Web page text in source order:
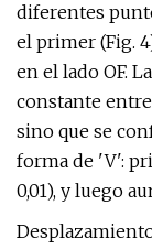
diferentes
el primer (Fig.
en el lado OF.
constante
sino que se
forma de 'V':
0,01), y luego